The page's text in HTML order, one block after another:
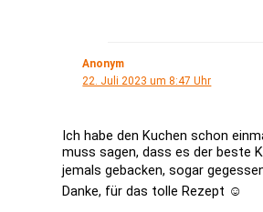
Anonym
22. Juli 2023 um 8:47 Uhr
Ich habe den Kuchen schon
muss sagen, dass es der beste
jemals gebacken, sogar
Danke, für das tolle Rezept ☺️